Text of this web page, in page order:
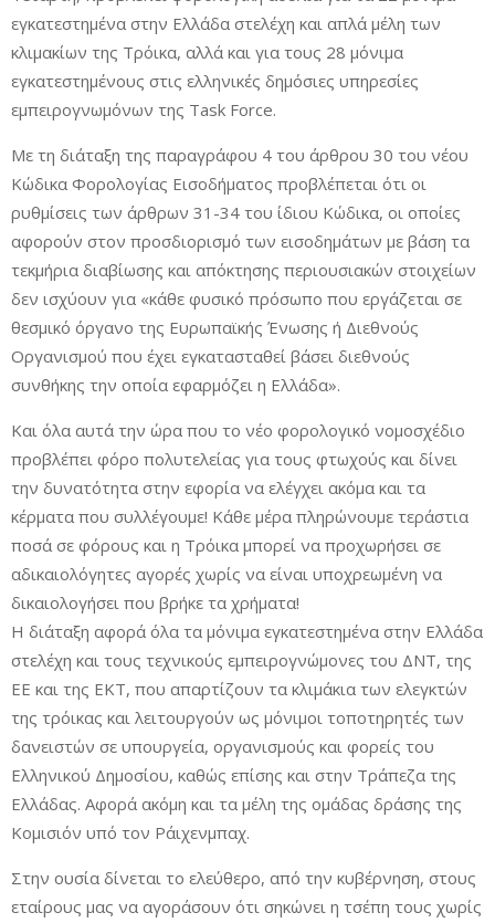
εγκατεστημένα στην Ελλάδα στελέχη και απλά μέλη των
κλιμακίων της Τρόικα, αλλά και για τους 28 μόνιμα
εγκατεστημένους στις ελληνικές δημόσιες υπηρεσίες
εμπειρογνωμόνων της Task Force.
Με τη διάταξη της παραγράφου 4 του άρθρου 30 του νέου
Κώδικα Φορολογίας Εισοδήματος προβλέπεται ότι οι
ρυθμίσεις των άρθρων 31-34 του ίδιου Κώδικα, οι οποίες
αφορούν στον προσδιορισμό των εισοδημάτων με βάση τα
τεκμήρια διαβίωσης και απόκτησης περιουσιακών στοιχείων
δεν ισχύουν για «κάθε φυσικό πρόσωπο που εργάζεται σε
θεσμικό όργανο της Ευρωπαϊκής Ένωσης ή Διεθνούς
Οργανισμού που έχει εγκατασταθεί βάσει διεθνούς
συνθήκης την οποία εφαρμόζει η Ελλάδα».
Και όλα αυτά την ώρα που το νέο φορολογικό νομοσχέδιο
προβλέπει φόρο πολυτελείας για τους φτωχούς και δίνει
την δυνατότητα στην εφορία να ελέγχει ακόμα και τα
κέρματα που συλλέγουμε! Κάθε μέρα πληρώνουμε τεράστια
ποσά σε φόρους και η Τρόικα μπορεί να προχωρήσει σε
αδικαιολόγητες αγορές χωρίς να είναι υποχρεωμένη να
δικαιολογήσει που βρήκε τα χρήματα!
Η διάταξη αφορά όλα τα μόνιμα εγκατεστημένα στην Ελλάδα
στελέχη και τους τεχνικούς εμπειρογνώμονες του ΔΝΤ, της
ΕΕ και της ΕΚΤ, που απαρτίζουν τα κλιμάκια των ελεγκτών
της τρόικας και λειτουργούν ως μόνιμοι τοποτηρητές των
δανειστών σε υπουργεία, οργανισμούς και φορείς του
Ελληνικού Δημοσίου, καθώς επίσης και στην Τράπεζα της
Ελλάδας. Αφορά ακόμη και τα μέλη της ομάδας δράσης της
Κομισιόν υπό τον Ράιχενμπαχ.
Στην ουσία δίνεται το ελεύθερο, από την κυβέρνηση, στους
εταίρους μας να αγοράσουν ότι σηκώνει η τσέπη τους χωρίς